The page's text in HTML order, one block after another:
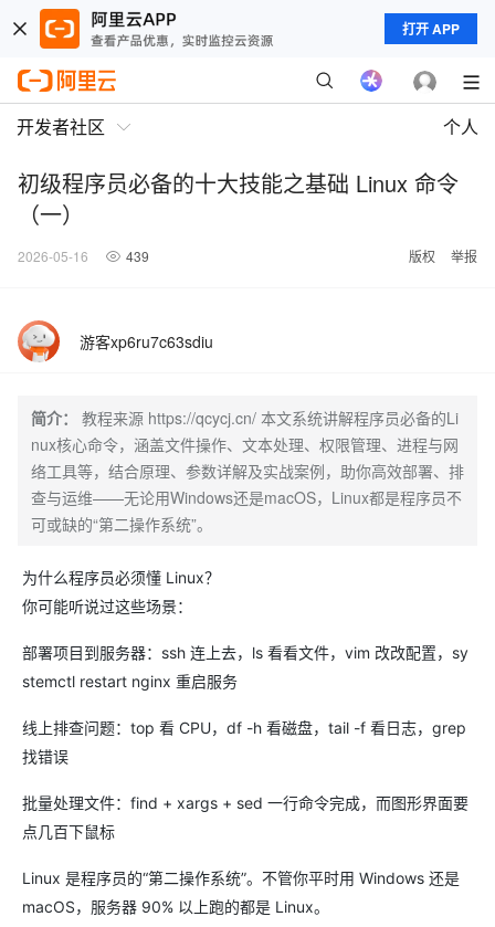
打开 APP
开发者社区 个人
初级程序员必备的十大技能之基础 Linux 命令
（一）
2026-05-16 439 版权 举报
游客xp6ru7c63sdiu
简介：
教程来源 https://qcycj.cn/ 本文系统讲解程序员必备的Li
nux核心命令，涵盖文件操作、文本处理、权限管理、进程与网
络工具等，结合原理、参数详解及实战案例，助你高效部署、排
查与运维——无论用Windows还是macOS，Linux都是程序员不
可或缺的“第二操作系统”。
为什么程序员必须懂 Linux？
你可能听说过这些场景：
部署项目到服务器：ssh 连上去，ls 看看文件，vim 改改配置，sy
stemctl restart nginx 重启服务
线上排查问题：top 看 CPU，df -h 看磁盘，tail -f 看日志，grep
找错误
批量处理文件：find + xargs + sed 一行命令完成，而图形界面要
点几百下鼠标
Linux 是程序员的“第二操作系统”。不管你平时用 Windows 还是
macOS，服务器 90% 以上跑的都是 Linux。